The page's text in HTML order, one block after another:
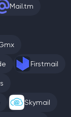
Mail.tm
Firstmail
Skymail